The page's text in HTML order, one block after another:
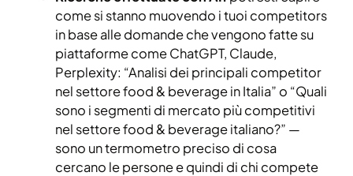
come si stanno muovendo i tuoi competitors
in base alle domande che vengono fatte su
piattaforme come ChatGPT, Claude,
Perplexity: “Analisi dei principali competitor
nel settore food & beverage in Italia” o “Quali
sono i segmenti di mercato più competitivi
nel settore food & beverage italiano?” —
sono un termometro preciso di cosa
cercano le persone e quindi di chi compete